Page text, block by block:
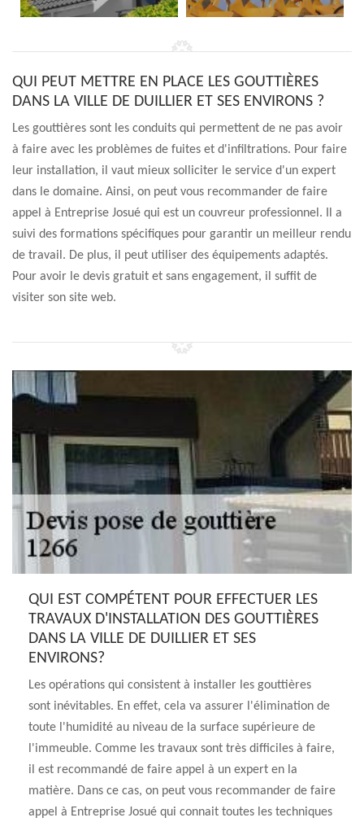
QUI PEUT METTRE EN PLACE LES GOUTTIÈRES
DANS LA VILLE DE DUILLIER ET SES ENVIRONS ?
Les gouttières sont les conduits qui permettent de ne pas avoir
à faire avec les problèmes de fuites et d'infiltrations. Pour faire
leur installation, il vaut mieux solliciter le service d'un expert
dans le domaine. Ainsi, on peut vous recommander de faire
appel à Entreprise Josué qui est un couvreur professionnel. Il a
suivi des formations spécifiques pour garantir un meilleur rendu
de travail. De plus, il peut utiliser des équipements adaptés.
Pour avoir le devis gratuit et sans engagement, il suffit de
visiter son site web.
QUI EST COMPÉTENT POUR EFFECTUER LES
TRAVAUX D'INSTALLATION DES GOUTTIÈRES
DANS LA VILLE DE DUILLIER ET SES
ENVIRONS?
Les opérations qui consistent à installer les gouttières
sont inévitables. En effet, cela va assurer l'élimination de
toute l'humidité au niveau de la surface supérieure de
l'immeuble. Comme les travaux sont très difficiles à faire,
il est recommandé de faire appel à un expert en la
matière. Dans ce cas, on peut vous recommander de faire
appel à Entreprise Josué qui connait toutes les techniques